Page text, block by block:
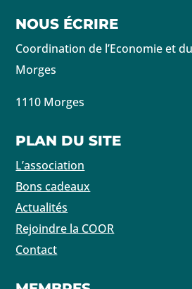
NOUS ÉCRIRE
Coordination de l’Economie et
Morges
1110 Morges
PLAN DU SITE
L’association
Bons cadeaux
Actualités
Rejoindre la COOR
Contact